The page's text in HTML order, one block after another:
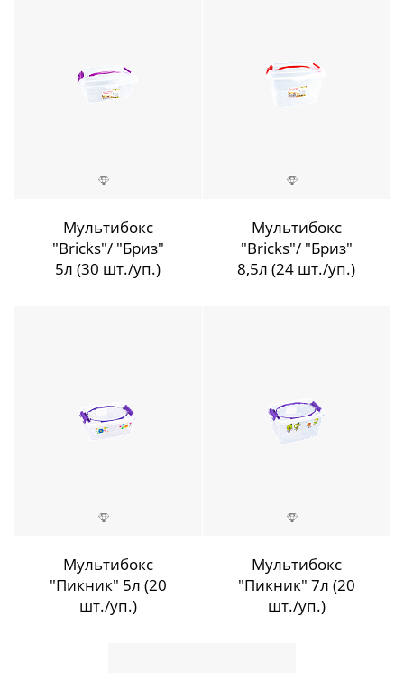
Мультибокс
"Bricks"/ "Бриз"
5л (30 шт./уп.)
Мультибокс
"Bricks"/ "Бриз"
8,5л (24 шт./уп.)
Мультибокс
"Пикник" 5л (20
шт./уп.)
Мультибокс
"Пикник" 7л (20
шт./уп.)